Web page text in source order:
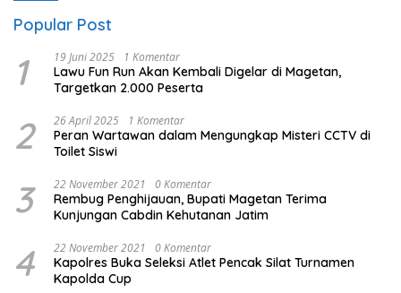
Popular Post
1 19 Juni 2025 1 Komentar
Lawu Fun Run Akan Kembali Digelar di Magetan,
Targetkan 2.000 Peserta
2 26 April 2025 1 Komentar
Peran Wartawan dalam Mengungkap Misteri CCTV di
Toilet Siswi
3 22 November 2021 0 Komentar
Rembug Penghijauan, Bupati Magetan Terima
Kunjungan Cabdin Kehutanan Jatim
4 22 November 2021 0 Komentar
Kapolres Buka Seleksi Atlet Pencak Silat Turnamen
Kapolda Cup